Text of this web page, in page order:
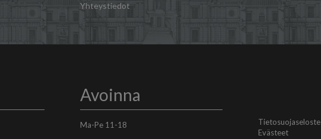
Yhteystiedot
Avoinna
Ma-Pe 11-18
Tietosuojaseloste
Evästeet